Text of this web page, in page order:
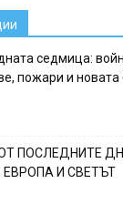
седмица:
пожари и новата
ПОСЛЕДНИТЕ
И СВЕТЪТ